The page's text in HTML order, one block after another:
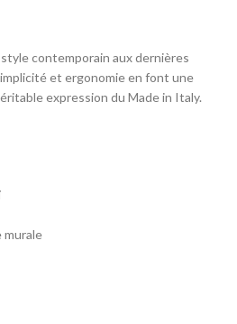
contemporain aux dernières
et ergonomie en font une
expression du Made in Italy.
murale